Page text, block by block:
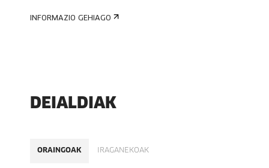
INFORMAZIO GEHIAGO
DEIALDIAK
ORAINGOAK IRAGANEKOAK